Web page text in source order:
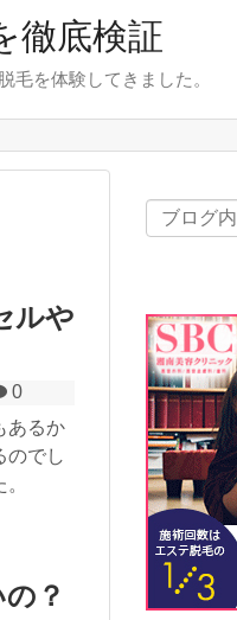
徹底検証
を体験してきました。
ルや
0
あるか
のでし
？